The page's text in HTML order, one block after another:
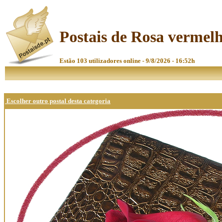
Postais de Rosa
Estão 103 utilizadores online - 9/8/2026 - 16:52h
Escolher outro postal desta categoria